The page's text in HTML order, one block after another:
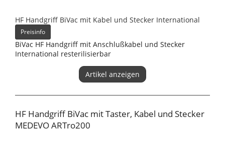
HF Handgriff BiVac mit Kabel und Stecker International
Preisinfo
BiVac HF Handgriff mit Anschlußkabel und Stecker
International resterilisierbar
Artikel anzeigen
HF Handgriff BiVac mit Taster, Kabel und Stecker
MEDEVO ARTro200